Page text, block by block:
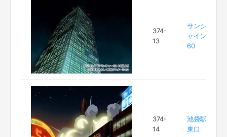
374-
13
サンシ
ャイン
60
374-
14
池袋駅
東口